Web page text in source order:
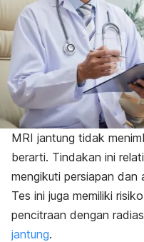
MRI jantung tidak
berarti. Tindakan ini
mengikuti persiapan dan
Tes ini juga memiliki
pencitraan dengan
jantung.